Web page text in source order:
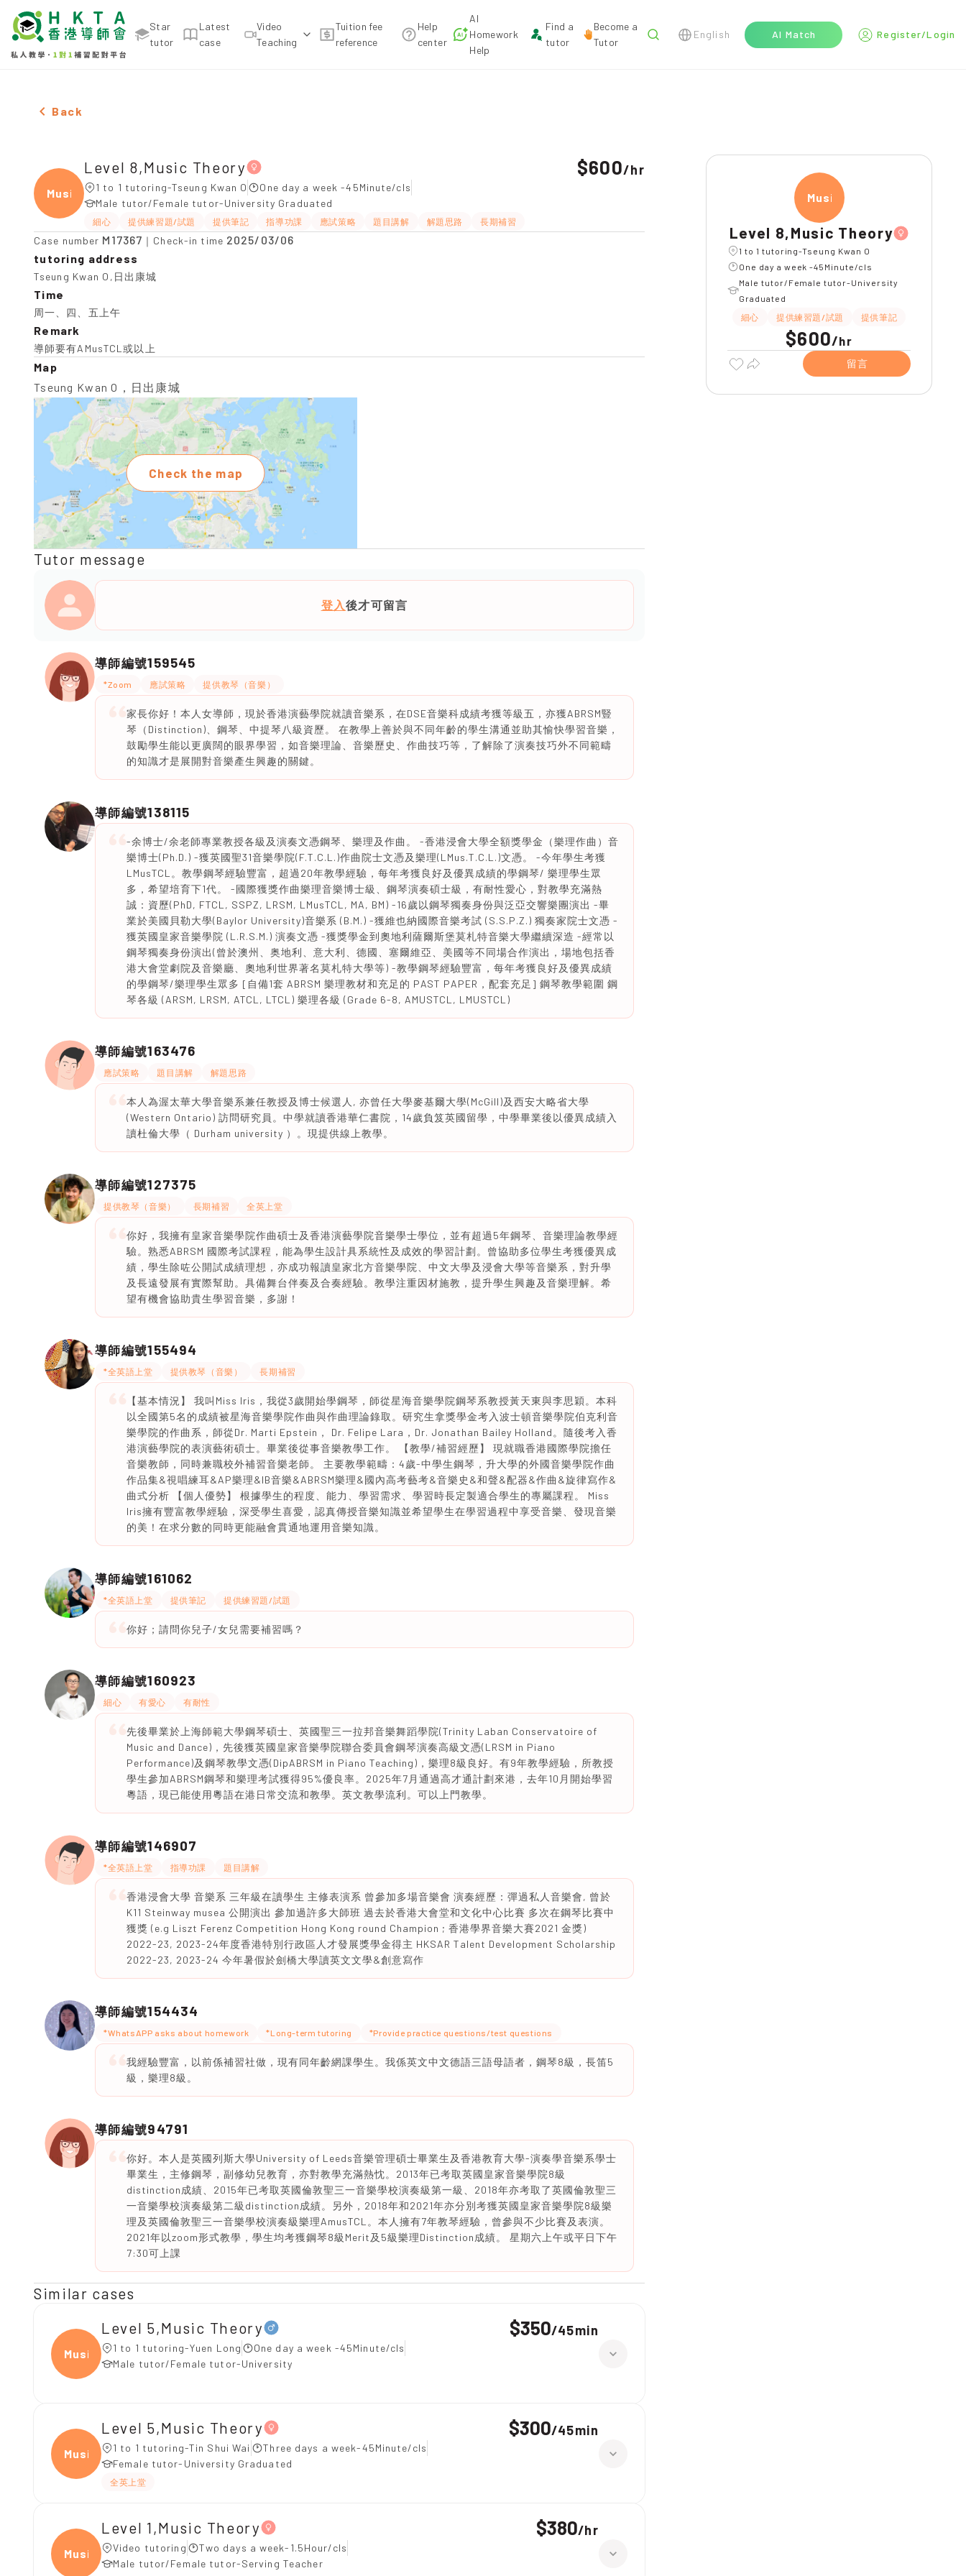
Star
tutor
Latest
case
Video
Teaching
Tuition fee
reference
Help
center
AI
Homework
Help
Find a
tutor
Become a
Tutor
English AI Match Register/Login
Female Level 8,Music Theory，Tseung Kwan O Tuition recommendation
Back
Music
Level 8,Music Theory
1 to 1 tutoring-Tseung Kwan O
One day a week -45Minute/cls
Male tutor/Female tutor-University Graduated
細心 提供練習題/試題 提供筆記 指導功課 應試策略 題目講解 解題思路 長期補習
$600/hr
Case number M17367 ｜Check-in time 2025/03/06
tutoring address
Tseung Kwan O,日出康城
Time
周一、四、五上午
Remark
導師要有AMusTCL或以上
Map
Tseung Kwan O，日出康城
Check the map
Tutor message
登入後才可留言
導師編號159545
*Zoom 應試策略 提供教琴（音樂）
家長你好！本人女導師，現於香港演藝學院就讀音樂系，在DSE音樂科成績考獲等級五，亦獲ABRSM豎
琴（Distinction)、鋼琴、中提琴八級資歷。 在教學上善於與不同年齡的學生溝通並助其愉快學習音樂，
鼓勵學生能以更廣闊的眼界學習，如音樂理論、音樂歷史、作曲技巧等，了解除了演奏技巧外不同範疇
的知識才是展開對音樂產生興趣的關鍵。
導師編號138115
-余博士/余老師專業教授各級及演奏文憑鋼琴、樂理及作曲。 -香港浸會大學全額獎學金（樂理作曲）音
樂博士(Ph.D.) -獲英國聖31音樂學院(F.T.C.L.)作曲院士文憑及樂理(LMus.T.C.L.)文憑。 -今年學生考獲
LMusTCL。教學鋼琴經驗豐富，超過20年教學經驗，每年考獲良好及優異成績的學鋼琴/ 樂理學生眾
多，希望培育下1代。 -國際獲獎作曲樂理音樂博士級、鋼琴演奏碩士級，有耐性愛心，對教學充滿熱
誠：資歷(PhD, FTCL, SSPZ, LRSM, LMusTCL, MA, BM) -16歲以鋼琴獨奏身份與泛亞交響樂團演出 -畢
業於美國貝勒大學(Baylor University)音樂系 (B.M.) -獲維也納國際音樂考試 (S.S.P.Z.) 獨奏家院士文憑 -
獲英國皇家音樂學院 (L.R.S.M.) 演奏文憑 -獲獎學金到奧地利薩爾斯堡莫札特音樂大學繼續深造 -經常以
鋼琴獨奏身份演出(曾於澳州、奥地利、意大利、德國、塞爾維亞、美國等不同場合作演出，場地包括香
港大會堂劇院及音樂廳、奧地利世界著名莫札特大學等) -教學鋼琴經驗豐富，每年考獲良好及優異成績
的學鋼琴/樂理學生眾多 [自備1套 ABRSM 樂理教材和充足的 PAST PAPER，配套充足] 鋼琴教學範圍 鋼
琴各級 (ARSM, LRSM, ATCL, LTCL) 樂理各級 (Grade 6-8, AMUSTCL, LMUSTCL)
導師編號163476
應試策略 題目講解 解題思路
本人為渥太華大學音樂系兼任教授及博士候選人, 亦曾任大學麥基爾大學(McGill)及西安大略省大學
(Western Ontario) 訪問研究員。中學就讀香港華仁書院，14歲負笈英國留學，中學畢業後以優異成績入
讀杜倫大學（ Durham university ）。現提供線上教學。
導師編號127375
提供教琴（音樂） 長期補習 全英上堂
你好，我擁有皇家音樂學院作曲碩士及香港演藝學院音樂學士學位，並有超過5年鋼琴、音樂理論教學經
驗。熟悉ABRSM 國際考試課程，能為學生設計具系統性及成效的學習計劃。曾協助多位學生考獲優異成
績，學生除咗公開試成績理想，亦成功報讀皇家北方音樂學院、中文大學及浸會大學等音樂系，對升學
及長遠發展有實際幫助。具備舞台伴奏及合奏經驗。教學注重因材施教，提升學生興趣及音樂理解。希
望有機會協助貴生學習音樂，多謝！
導師編號155494
*全英語上堂 提供教琴（音樂） 長期補習
【基本情況】 我叫Miss Iris，我從3歲開始學鋼琴，師從星海音樂學院鋼琴系教授黃天東與李思穎。本科
以全國第5名的成績被星海音樂學院作曲與作曲理論錄取。研究生拿獎學金考入波士頓音樂學院伯克利音
樂學院的作曲系，師從Dr. Marti Epstein， Dr. Felipe Lara，Dr. Jonathan Bailey Holland。隨後考入香
港演藝學院的表演藝術碩士。畢業後從事音樂教學工作。 【教學/補習經歷】 現就職香港國際學院擔任
音樂教師，同時兼職校外補習音樂老師。 主要教學範疇：4歲-中學生鋼琴，升大學的外國音樂學院作曲
作品集&視唱練耳&AP樂理&IB音樂&ABRSM樂理&國內高考藝考&音樂史&和聲&配器&作曲&旋律寫作&
曲式分析 【個人優勢】 根據學生的程度、能力、學習需求、學習時長定製適合學生的專屬課程。 Miss
Iris擁有豐富教學經驗，深受學生喜愛，認真傳授音樂知識並希望學生在學習過程中享受音樂、發現音樂
的美！在求分數的同時更能融會貫通地運用音樂知識。
導師編號161062
*全英語上堂 提供筆記 提供練習題/試題
你好；請問你兒子/女兒需要補習嗎？
導師編號160923
細心 有愛心 有耐性
先後畢業於上海師範大學鋼琴碩士、英國聖三一拉邦音樂舞蹈學院(Trinity Laban Conservatoire of
Music and Dance)，先後獲英國皇家音樂學院聯合委員會鋼琴演奏高級文憑(LRSM in Piano
Performance)及鋼琴教學文憑(DipABRSM in Piano Teaching)，樂理8級良好。有9年教學經驗，所教授
學生參加ABRSM鋼琴和樂理考試獲得95%優良率。2025年7月通過高才通計劃來港，去年10月開始學習
粵語，現已能使用粵語在港日常交流和教學。英文教學流利。可以上門教學。
導師編號146907
*全英語上堂 指導功課 題目講解
香港浸會大學 音樂系 三年級在讀學生 主修表演系 曾參加多場音樂會 演奏經歷：彈過私人音樂會, 曾於
K11 Steinway musea 公開演出 參加過許多大師班 過去於香港大會堂和文化中心比賽 多次在鋼琴比賽中
獲獎 (e.g Liszt Ferenz Competition Hong Kong round Champion ; 香港學界音樂大賽2021 金獎)
2022-23, 2023-24年度香港特別行政區人才發展獎學金得主 HKSAR Talent Development Scholarship
2022-23, 2023-24 今年暑假於劍橋大學讀英文文學&創意寫作
導師編號154434
*WhatsAPP asks about homework *Long-term tutoring *Provide practice questions/test questions
我經驗豐富，以前係補習社做，現有同年齡網課學生。我係英文中文德語三語母語者，鋼琴8級，長笛5
級，樂理8級。
導師編號94791
你好。本人是英國列斯大學University of Leeds音樂管理碩士畢業生及香港教育大學-演奏學音樂系學士
畢業生，主修鋼琴，副修幼兒教育，亦對教學充滿熱忱。2013年已考取英國皇家音樂學院8級
distinction成績、2015年已考取英國倫敦聖三一音樂學校演奏級第一級、2018年亦考取了英國倫敦聖三
一音樂學校演奏級第二級distinction成績。另外，2018年和2021年亦分別考獲英國皇家音樂學院8級樂
理及英國倫敦聖三一音樂學校演奏級樂理AmusTCL。本人擁有7年教琴經驗，曾參與不少比賽及表演。
2021年以zoom形式教學，學生均考獲鋼琴8級Merit及5級樂理Distinction成績。 星期六上午或平日下午
7:30可上課
Similar cases
Music
Level 5,Music Theory
1 to 1 tutoring-Yuen Long
One day a week -45Minute/cls
Male tutor/Female tutor-University
$350/45min
Music
Level 5,Music Theory
1 to 1 tutoring-Tin Shui Wai
Three days a week-45Minute/cls
Female tutor-University Graduated
全英上堂
$300/45min
Music
Level 1,Music Theory
Video tutoring
Two days a week-1.5Hour/cls
Male tutor/Female tutor-Serving Teacher
$380/hr
Music
Level 8,Music Theory
1 to 1 tutoring-Tseung Kwan O
One day a week -45Minute/cls
Male tutor/Female tutor-University
Graduated
細心
提供練習題/試題 提供筆記
$600/hr
留言